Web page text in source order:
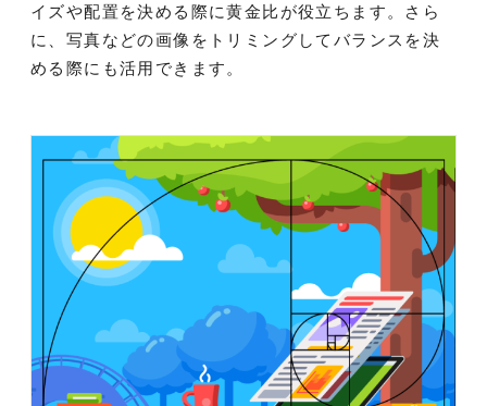
イズや配置を決める際に黄金比が役立ちます。さら
に、写真などの画像をトリミングしてバランスを決
める際にも活用できます。